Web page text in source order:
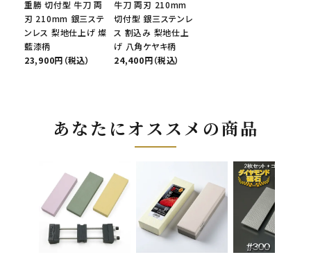
重勝 切付型 牛刀 両
刃 210mm 銀三ステ
ンレス 梨地仕上げ 燦
藍漆柄
23,900円（税込）
牛刀 両刃 210mm
切付型 銀三ステンレ
ス 割込み 梨地仕上
げ 八角ケヤキ柄
24,400円（税込）
あなたにオススメの商品